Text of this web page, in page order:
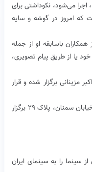
اجرا می‌شود، نکوداشتی برای
که امروز در گوشه و سایه
باسابقه او از جمله
یا از طریق پیام تصویری،
برگزار شده و قرار
نکوداشت فریماه فرجامی روز چهارشنبه ۳ مهر، ساعت ۱۸ در خانه سینما، واقع در خیابان بهار جنوبی، خیابان سمنان، پلاک ٢٩ برگزار
سینما را به سینمای ایران